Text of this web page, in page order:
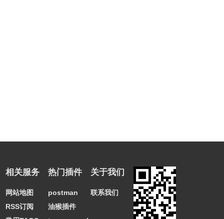
相关服务
网站地图
RSS订阅
热门插件
postman
油猴插件
关于我们
联系我们